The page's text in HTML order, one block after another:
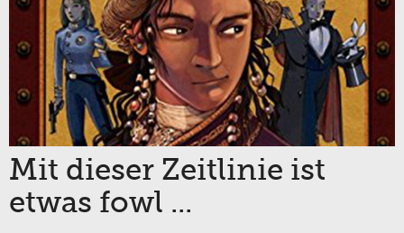
Mit dieser Zeitlinie ist
etwas fowl ...